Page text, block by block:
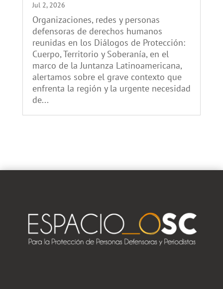
Jul 2, 2026
Organizaciones, redes y personas
defensoras de derechos humanos
reunidas en los Diálogos de Protección:
Cuerpo, Territorio y Soberanía, en el
marco de la Juntanza Latinoamericana,
alertamos sobre el grave contexto que
enfrenta la región y la urgente necesidad
de...